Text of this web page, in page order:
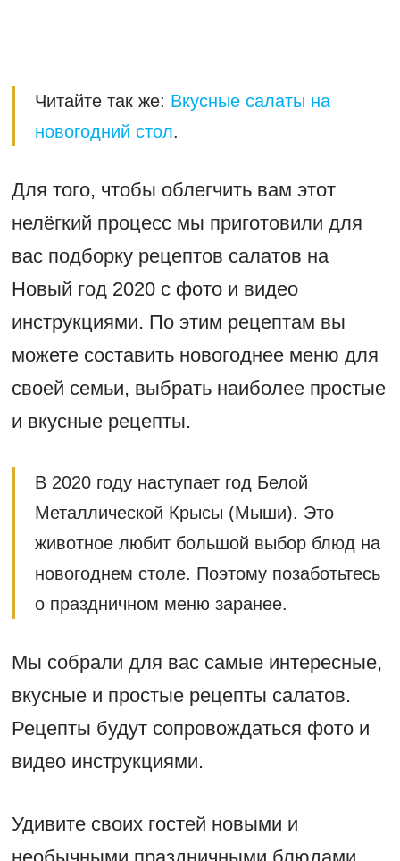
Читайте так же: Вкусные салаты на
новогодний стол.
Для того, чтобы облегчить вам этот
нелёгкий процесс мы приготовили для
вас подборку рецептов салатов на
Новый год 2020 с фото и видео
инструкциями. По этим рецептам вы
можете составить новогоднее меню для
своей семьи, выбрать наиболее простые
и вкусные рецепты.
В 2020 году наступает год Белой
Металлической Крысы (Мыши). Это
животное любит большой выбор блюд на
новогоднем столе. Поэтому позаботьтесь
о праздничном меню заранее.
Мы собрали для вас самые интересные,
вкусные и простые рецепты салатов.
Рецепты будут сопровождаться фото и
видео инструкциями.
Удивите своих гостей новыми и